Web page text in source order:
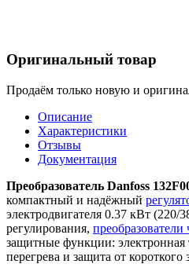
Оригинальный товар
Продаём только новую и
Описание
Характеристики
Отзывы
Документация
Преобразователь Danfoss
компактный и надёжный
электродвигателя 0.37 кВт
регулирования, преобразователи
защитные функции: электронная
перегрева и защита от